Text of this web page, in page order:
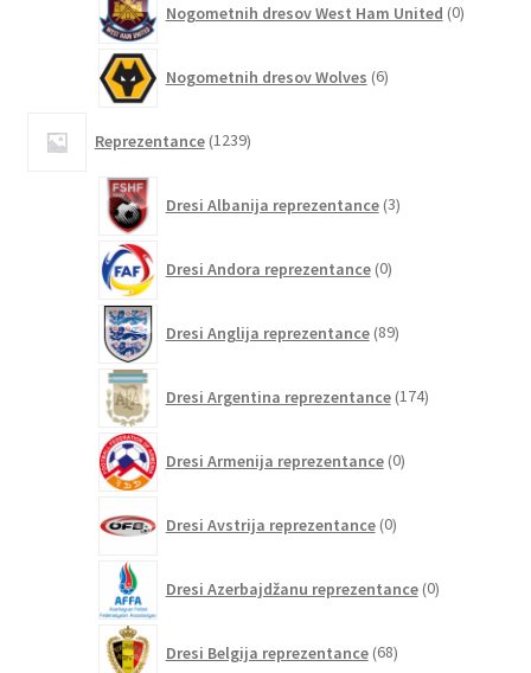
Nogometnih dresov West Ham United 0izdelkov
Nogometnih dresov Wolves 6izdelkov
Reprezentance 1239izdelkov
Dresi Albanija reprezentance 3izdelki
Dresi Andora reprezentance 0izdelkov
Dresi Anglija reprezentance 89izdelkov
Dresi Argentina reprezentance 174izdelkov
Dresi Armenija reprezentance 0izdelkov
Dresi Avstrija reprezentance 0izdelkov
Dresi Azerbajdžanu reprezentance 0izdelkov
Dresi Belgija reprezentance 68izdelkov